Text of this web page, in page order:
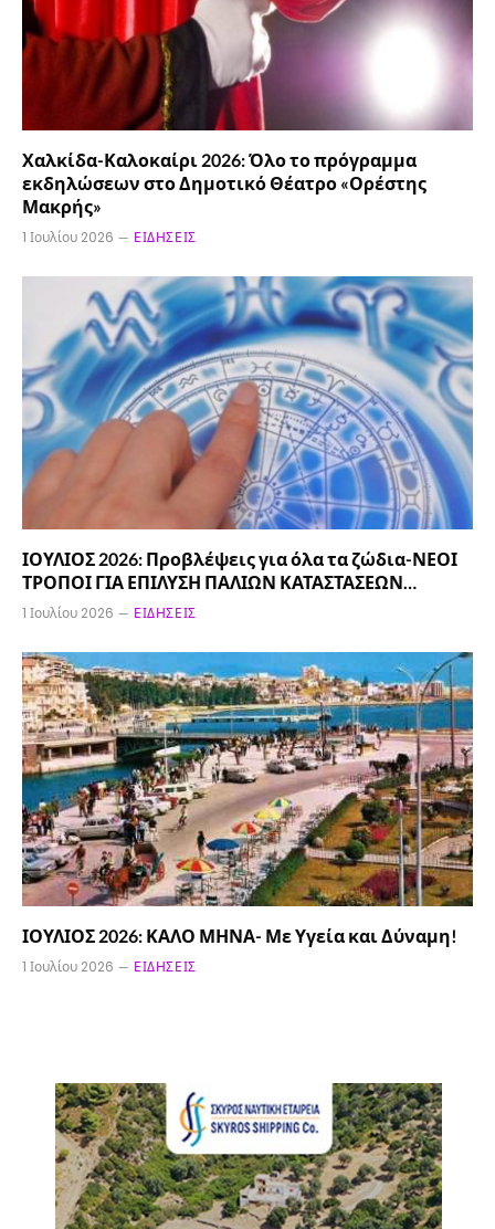
Χαλκίδα-Καλοκαίρι 2026: Όλο το πρόγραμμα
εκδηλώσεων στο Δημοτικό Θέατρο «Ορέστης
Μακρής»
1 Ιουλίου 2026 ΕΙΔΉΣΕΙΣ
ΙΟΥΛΙΟΣ 2026: Προβλέψεις για όλα τα ζώδια-ΝΕΟΙ
ΤΡΟΠΟΙ ΓΙΑ ΕΠΙΛΥΣΗ ΠΑΛΙΩΝ ΚΑΤΑΣΤΑΣΕΩΝ…
1 Ιουλίου 2026 ΕΙΔΉΣΕΙΣ
ΙΟΥΛΙΟΣ 2026: ΚΑΛΟ ΜΗΝΑ- Με Υγεία και Δύναμη!
1 Ιουλίου 2026 ΕΙΔΉΣΕΙΣ